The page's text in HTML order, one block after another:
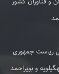
ریاست جمهوری
و بویراحمد